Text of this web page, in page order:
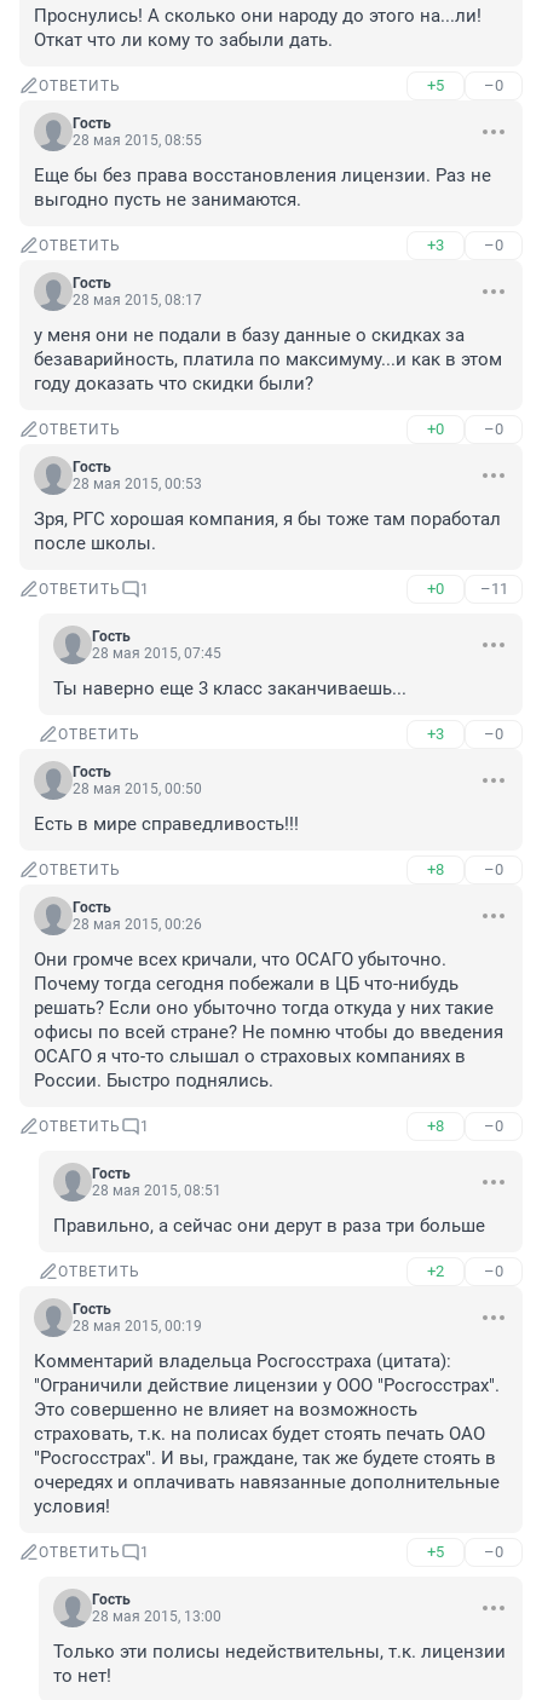
Проснулись! А сколько они народу до этого на...ли!
Откат что ли кому то забыли дать.
ОТВЕТИТЬ +5 –0
Гость
28 мая 2015, 08:55
Еще бы без права восстановления лицензии. Раз не
выгодно пусть не занимаются.
ОТВЕТИТЬ +3 –0
Гость
28 мая 2015, 08:17
у меня они не подали в базу данные о скидках за
безаварийность, платила по максимуму...и как в этом
году доказать что скидки были?
ОТВЕТИТЬ +0 –0
Гость
28 мая 2015, 00:53
Зря, РГС хорошая компания, я бы тоже там поработал
после школы.
ОТВЕТИТЬ 1 +0 –11
Гость
28 мая 2015, 07:45
Ты наверно еще 3 класс заканчиваешь...
ОТВЕТИТЬ +3 –0
Гость
28 мая 2015, 00:50
Есть в мире справедливость!!!
ОТВЕТИТЬ +8 –0
Гость
28 мая 2015, 00:26
Они громче всех кричали, что ОСАГО убыточно.
Почему тогда сегодня побежали в ЦБ что-нибудь
решать? Если оно убыточно тогда откуда у них такие
офисы по всей стране? Не помню чтобы до введения
ОСАГО я что-то слышал о страховых компаниях в
России. Быстро поднялись.
ОТВЕТИТЬ 1 +8 –0
Гость
28 мая 2015, 08:51
Правильно, а сейчас они дерут в раза три больше
ОТВЕТИТЬ +2 –0
Гость
28 мая 2015, 00:19
Комментарий владельца Росгосстраха (цитата):
"Ограничили действие лицензии у ООО "Росгосстрах".
Это совершенно не влияет на возможность
страховать, т.к. на полисах будет стоять печать ОАО
"Росгосстрах". И вы, граждане, так же будете стоять в
очередях и оплачивать навязанные дополнительные
условия!
ОТВЕТИТЬ 1 +5 –0
Гость
28 мая 2015, 13:00
Только эти полисы недействительны, т.к. лицензии
то нет!